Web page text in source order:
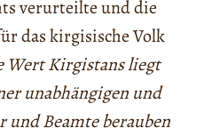
verurteilte und die
das kirgisische Volk
Wert Kirgistans liegt
unabhängigen und
und Beamte berauben